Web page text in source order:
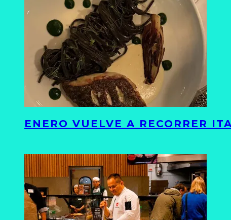
ENERO VUELVE A RECORRER